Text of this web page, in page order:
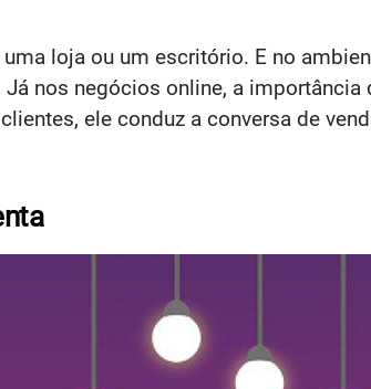
loja ou um escritório. E no
nos negócios online, a
ele conduz a conversa de